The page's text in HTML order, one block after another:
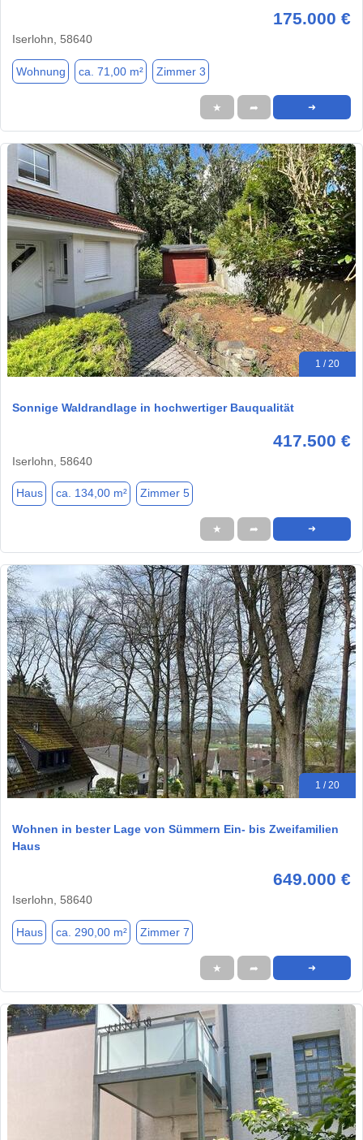
175.000 €
Iserlohn, 58640
Wohnung ca. 71,00 m² Zimmer 3
★ ➦ ➜
1 / 20
Sonnige Waldrandlage in hochwertiger Bauqualität
417.500 €
Iserlohn, 58640
Haus ca. 134,00 m² Zimmer 5
★ ➦ ➜
1 / 20
Wohnen in bester Lage von Sümmern Ein- bis Zweifamilien
Haus
649.000 €
Iserlohn, 58640
Haus ca. 290,00 m² Zimmer 7
★ ➦ ➜